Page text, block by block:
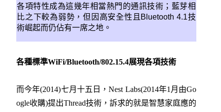
各項特性成為這幾年相當熱門的通訊技術；藍芽相
比之下較為弱勢，但因高安全性且Bluetooth 4.1技
術崛起而仍佔有一席之地。
各種標準WiFi/Bluetooth/802.15.4展現各項技術
而今年(2014)七月十五日，Nest Labs(2014年1月由Go
ogle收購)提出Thread技術，訴求的就是智慧家庭應的